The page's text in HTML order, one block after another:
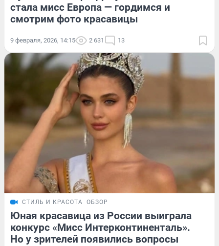
стала мисс Европа — гордимся и
смотрим фото красавицы
9 февраля, 2026, 14:15 2 631 13
СТИЛЬ И КРАСОТА ОБЗОР
Юная красавица из России выиграла
конкурс «Мисс Интерконтиненталь».
Но у зрителей появились вопросы